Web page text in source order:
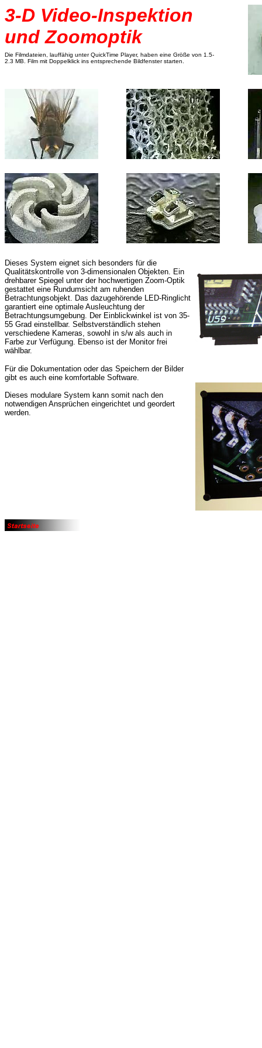
3-D Video-Inspektion
und Zoomoptik
Die Filmdateien, lauffähig unter QuickTime Player, haben eine Größe von 1.5-
2.3 MB. Film mit Doppelklick ins entsprechende Bildfenster starten.
Dieses System eignet sich besonders für die
Qualitätskontrolle von 3-dimensionalen Objekten. Ein
drehbarer Spiegel unter der hochwertigen Zoom-Optik
gestattet eine Rundumsicht am ruhenden
Betrachtungsobjekt. Das dazugehörende LED-Ringlicht
garantiert eine optimale Ausleuchtung der
Betrachtungsumgebung. Der Einblickwinkel ist von 35-
55 Grad einstellbar. Selbstverständlich stehen
verschiedene Kameras, sowohl in s/w als auch in
Farbe zur Verfügung. Ebenso ist der Monitor frei
wählbar.
Für die Dokumentation oder das Speichern der Bilder
gibt es auch eine komfortable Software.
Dieses modulare System kann somit nach den
notwendigen Ansprüchen eingerichtet und geordert
werden.